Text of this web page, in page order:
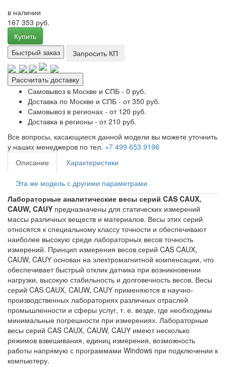
в наличии
167 353 руб.
Купить
Быстрый заказ
Запросить КП
Рассчитать доставку
Самовывоз в Москве и СПБ - 0 руб.
Доставка по Москве и СПБ - от 350 руб.
Самовывоз в регионах - от 120 руб.
Доставка в регионы - от 210 руб.
Все вопросы, касающиеся данной модели вы можете уточнить
у наших менеджеров по тел. +7 499 653 9196
Описание
Характеристики
Эта же модель с другими параметрами
Лабораторные аналитические весы серий CAS CAUX,
CAUW, CAUY предназначены для статических измерений
массы различных веществ и материалов. Весы этих серий
относятся к специальному классу точности и обеспечивают
наиболее высокую среди лабораторных весов точность
измерений. Принцип измерения весов серий CAS CAUX,
CAUW, CAUY основан на электромагнитной компенсации, что
обеспечивает быстрый отклик датчика при возникновении
нагрузки, высокую стабильность и долговечность весов. Весы
серий CAS CAUX, CAUW, CAUY применяются в научно-
производственных лабораториях различных отраслей
промышленности и сферы услуг, т. е. везде, где необходимы
минимальные погрешности при измерениях. Лабораторные
весы серий CAS CAUX, CAUW, CAUY имеют несколько
режимов взвешивания, единиц измерения, возможность
работы напрямую с программами Windows при подключении к
компьютеру.